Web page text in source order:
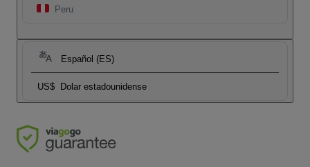
Peru
Español (ES)
US$ Dolar estadounidense